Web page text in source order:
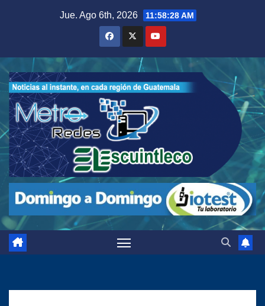
Jue. Ago 6th, 2026 11:58:30 AM